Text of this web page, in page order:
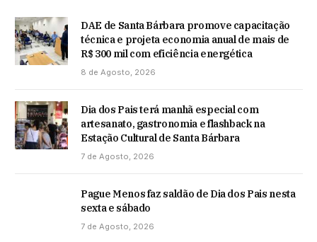
DAE de Santa Bárbara promove capacitação
técnica e projeta economia anual de mais de
R$ 300 mil com eficiência energética
8 de Agosto, 2026
Dia dos Pais terá manhã especial com
artesanato, gastronomia e flashback na
Estação Cultural de Santa Bárbara
7 de Agosto, 2026
Pague Menos faz saldão de Dia dos Pais nesta
sexta e sábado
7 de Agosto, 2026